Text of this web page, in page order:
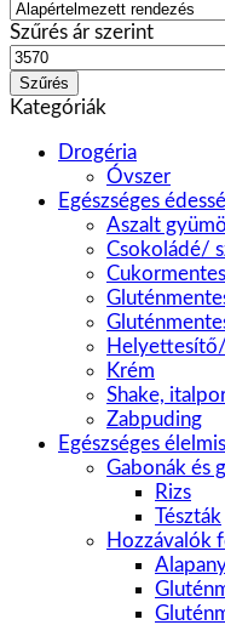
Szűrés ár szerint
Min
árSzűrés
Kategóriák
Drogéria
Óvszer
Egészséges
Aszalt
Csokoládé/
Krém
Shake,
Zabpuding
Egészséges
Gabonák és
Rizs
Tészták
Hozzávalók